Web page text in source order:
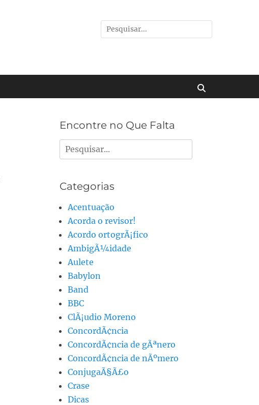
Pesquisar
por:
Encontre no Que Falta
Pesquisar
por:
Categorias
Acentuação
Acorda o revisor!
Acordo ortogrÃ¡fico
AmbigÃ¼idade
Aulete
Babylon
Band
BBC
ClÃ¡udio Moreno
ConcordÃ¢ncia
ConcordÃ¢ncia de gÃªnero
ConcordÃ¢ncia de nÃºmero
ConjugaÃ§Ã£o
Crase
Dicas